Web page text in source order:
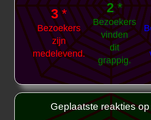
3*
Bezoekers
zijn
medelevend.
2*
Bezoekers
vinden
dit
grappig.
Geplaatste reakties